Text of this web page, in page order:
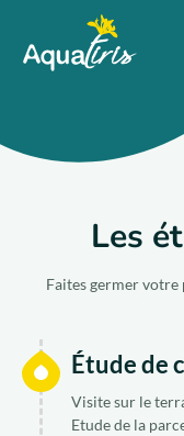
Nos solutions
Nos conseils
Les
Faites germer
Étude de
Visite sur le
Etude de la